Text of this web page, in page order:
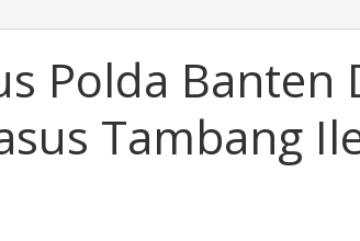
Polda Banten
Tambang